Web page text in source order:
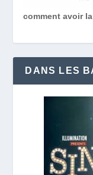
comment avoir
DANS LES